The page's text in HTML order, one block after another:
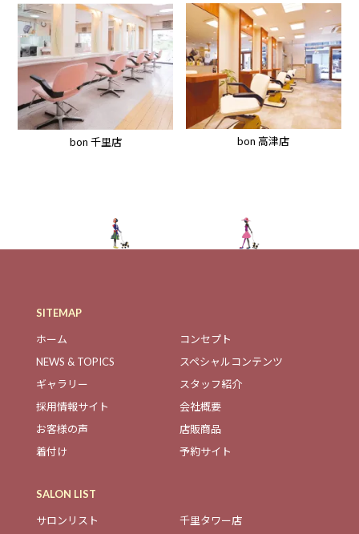
bon 千里店 bon 高津店
SITEMAP
ホーム
コンセプト
NEWS & TOPICS
スペシャルコンテンツ
ギャラリー
スタッフ紹介
採用情報サイト
会社概要
お客様の声
店販商品
着付け
予約サイト
SALON LIST
サロンリスト
千里タワー店